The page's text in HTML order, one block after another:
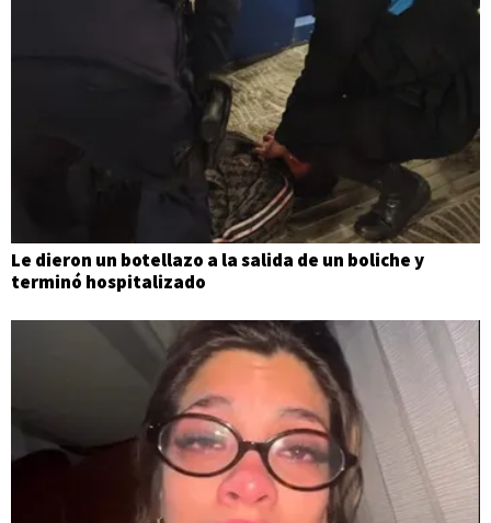
Le dieron un botellazo a la salida de un boliche y
terminó hospitalizado